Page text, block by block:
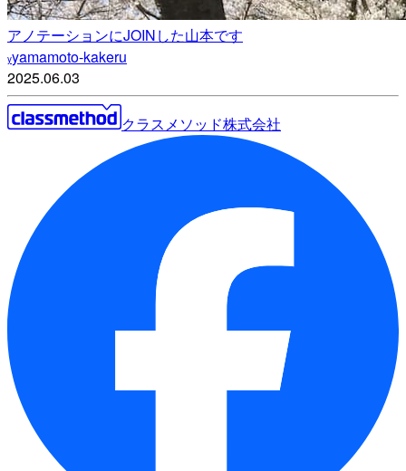
アノテーションにJOINした山本です
yyamamoto-kakeru
2025.06.03
クラスメソッド株式会社